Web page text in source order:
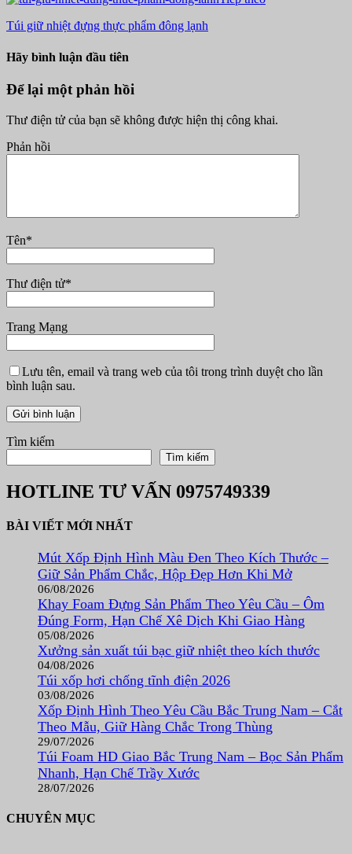
Túi giữ nhiệt đựng thực phẩm đông lạnh
Hãy bình luận đầu tiên
Để lại một phản hồi
Thư điện tử của bạn sẽ không được hiện thị công khai.
Phản hồi
Tên*
Thư điện tử*
Trang Mạng
Lưu tên, email và trang web của tôi trong trình duyệt cho lần
bình luận sau.
Tìm kiếm
Tìm kiếm
HOTLINE TƯ VẤN 0975749339
BÀI VIẾT MỚI NHẤT
Mút Xốp Định Hình Màu Đen Theo Kích Thước –
Giữ Sản Phẩm Chắc, Hộp Đẹp Hơn Khi Mở
06/08/2026
Khay Foam Đựng Sản Phẩm Theo Yêu Cầu – Ôm
Đúng Form, Hạn Chế Xê Dịch Khi Giao Hàng
05/08/2026
Xưởng sản xuất túi bạc giữ nhiệt theo kích thước
04/08/2026
Túi xốp hơi chống tĩnh điện 2026
03/08/2026
Xốp Định Hình Theo Yêu Cầu Bắc Trung Nam – Cắt
Theo Mẫu, Giữ Hàng Chắc Trong Thùng
29/07/2026
Túi Foam HD Giao Bắc Trung Nam – Bọc Sản Phẩm
Nhanh, Hạn Chế Trầy Xước
28/07/2026
CHUYÊN MỤC